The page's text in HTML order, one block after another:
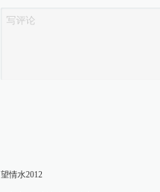
望情水2012